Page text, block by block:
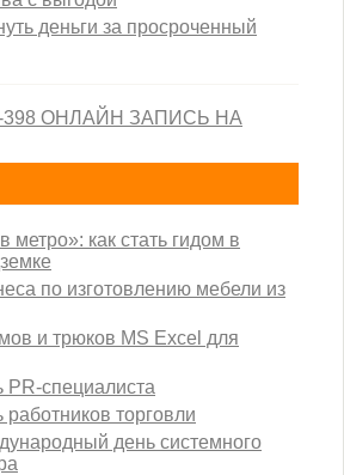
деньги за просроченный
метро»: как стать гидом в
по изготовлению мебели из
и трюков MS Excel для
специалиста
торговли
день системного